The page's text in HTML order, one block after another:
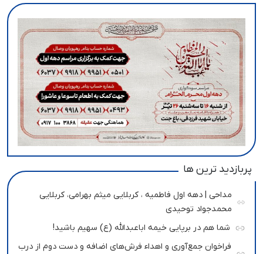
پربازدید ترین ها
مداحی | دهه اول فاطمیه ، کربلایی میثم بهرامی، کربلایی
محمدجواد توحیدی
شما هم در برپایی خیمه اباعبدالله (ع) سهیم باشید!
فراخوان جمع‌آوری و اهداء فرش‌های اضافه و دست دوم از درب